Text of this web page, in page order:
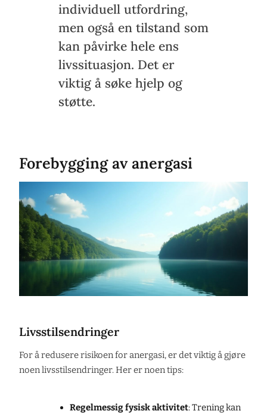
individuell utfordring,
men også en tilstand som
kan påvirke hele ens
livssituasjon. Det er
viktig å søke hjelp og
støtte.
Forebygging av anergasi
Livsstilsendringer
For å redusere risikoen for anergasi, er det viktig å gjøre
noen livsstilsendringer. Her er noen tips:
Regelmessig fysisk aktivitet: Trening kan